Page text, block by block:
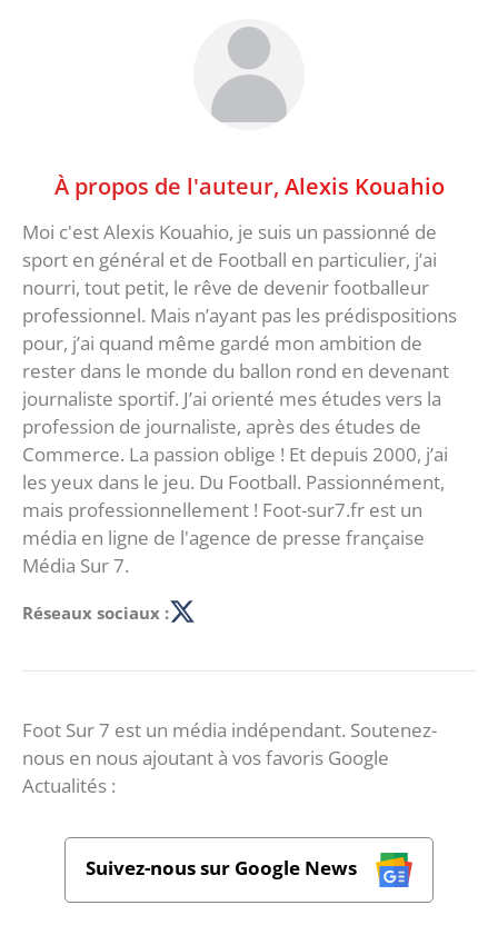
À propos de l'auteur, Alexis Kouahio
Moi c'est Alexis Kouahio, je suis un passionné de
sport en général et de Football en particulier, j’ai
nourri, tout petit, le rêve de devenir footballeur
professionnel. Mais n’ayant pas les prédispositions
pour, j’ai quand même gardé mon ambition de
rester dans le monde du ballon rond en devenant
journaliste sportif. J’ai orienté mes études vers la
profession de journaliste, après des études de
Commerce. La passion oblige ! Et depuis 2000, j’ai
les yeux dans le jeu. Du Football. Passionnément,
mais professionnellement ! Foot-sur7.fr est un
média en ligne de l'agence de presse française
Média Sur 7.
Réseaux sociaux :
Foot Sur 7 est un média indépendant. Soutenez-
nous en nous ajoutant à vos favoris Google
Actualités :
Suivez-nous sur Google News